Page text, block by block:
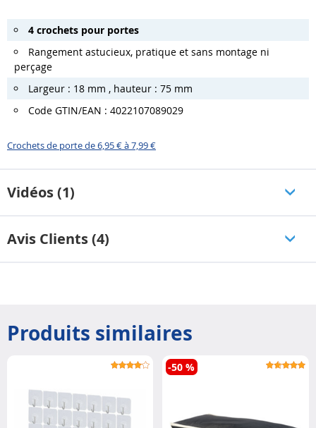
4 crochets pour portes
Rangement astucieux, pratique et sans montage ni
perçage
Largeur : 18 mm , hauteur : 75 mm
Code GTIN/EAN : 4022107089029
Crochets de porte de 6,95 € à 7,99 €
Vidéos (1)
Avis Clients (4)
Produits similaires
-50 %